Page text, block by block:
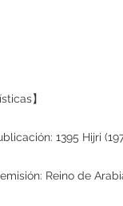
】
1395 Hijri
Reino de